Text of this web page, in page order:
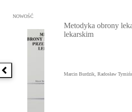
Poprzednia książka
Przejdź do: Metodyka obrony lekarza
NOWOŚĆ
Metodyka obrony
lekarskim
Marcin Burdzik, Radosław